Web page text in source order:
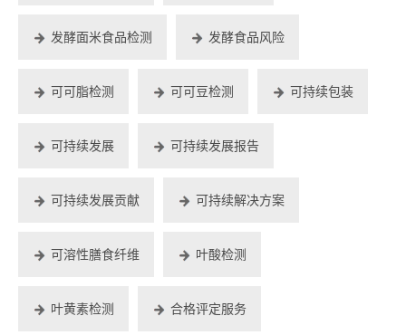
发酵面米食品检测 发酵食品风险
可可脂检测 可可豆检测 可持续包装
可持续发展 可持续发展报告
可持续发展贡献 可持续解决方案
可溶性膳食纤维 叶酸检测
叶黄素检测 合格评定服务